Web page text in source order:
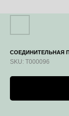
СОЕДИНИТЕЛЬНАЯ
SKU: T000096